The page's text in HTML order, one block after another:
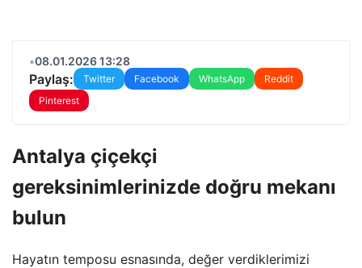
•08.01.2026 13:28
Paylaş: Twitter Facebook WhatsApp
Reddit
Pinterest
Antalya çiçekçi
gereksinimlerinizde doğru mekanı
bulun
Hayatın temposu esnasında, değer verdiklerimizi